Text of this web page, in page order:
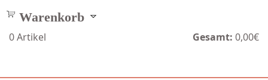
Warenkorb
0Artikel Gesamt: 0,00€